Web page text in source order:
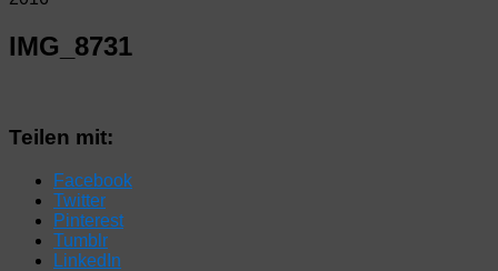
IMG_8731
Teilen mit:
Facebook
Twitter
Pinterest
Tumblr
LinkedIn